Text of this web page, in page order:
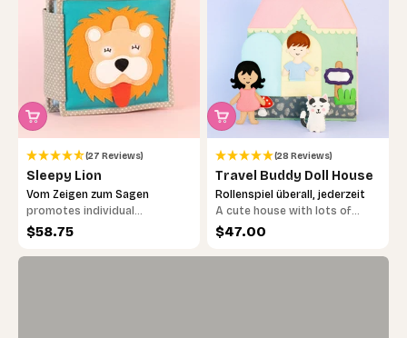
(27 Reviews)
Sleepy Lion
Vom Zeigen zum Sagen
promotes individual
development and brings
Sale price
$58.75
Noch unsicher, welches das richtige ist?
Mach das 30-Sekunden-Quiz – wir finden
gemeinsam das passende Lernspielzeug.
Jetzt loslegen →
(28 Reviews)
Travel Buddy Doll House
Rollenspiel überall, jederzeit
A cute house with lots of
great ways to play
Sale price
$47.00